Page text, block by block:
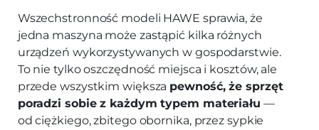
Wszechstronność modeli HAWE sprawia, że
jedna maszyna może zastąpić kilka różnych
urządzeń wykorzystywanych w gospodarstwie.
To nie tylko oszczędność miejsca i kosztów, ale
przede wszystkim większa pewność, że sprzęt
poradzi sobie z każdym typem materiału —
od ciężkiego, zbitego obornika, przez sypkie